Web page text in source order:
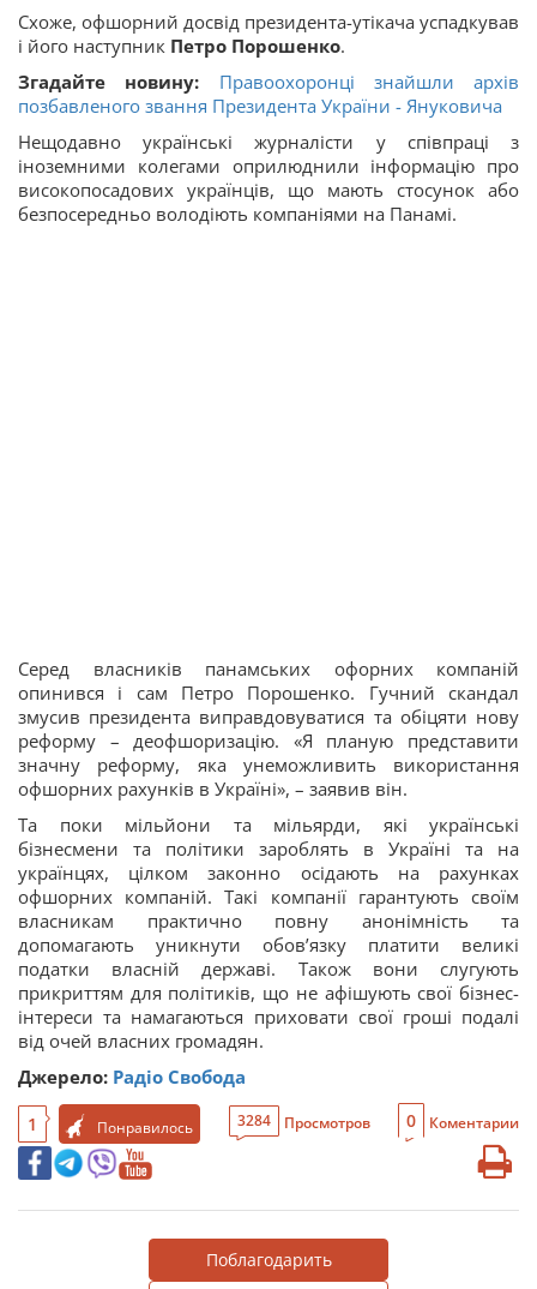
Схоже, офшорний досвід президента-утікача успадкував
і його наступник Петро Порошенко.
Згадайте новину: Правоохоронці знайшли архів
позбавленого звання Президента України - Януковича
Нещодавно українські журналісти у співпраці з
іноземними колегами оприлюднили інформацію про
високопосадових українців, що мають стосунок або
безпосередньо володіють компаніями на Панамі.
Серед власників панамських офорних компаній
опинився і сам Петро Порошенко. Гучний скандал
змусив президента виправдовуватися та обіцяти нову
реформу – деофшоризацію. «Я планую представити
значну реформу, яка унеможливить використання
офшорних рахунків в Україні», – заявив він.
Та поки мільйони та мільярди, які українські
бізнесмени та політики зароблять в Україні та на
українцях, цілком законно осідають на рахунках
офшорних компаній. Такі компанії гарантують своїм
власникам практично повну анонімність та
допомагають уникнути обов’язку платити великі
податки власній державі. Також вони слугують
прикриттям для політиків, що не афішують свої бізнес-
інтереси та намагаються приховати свої гроші подалі
від очей власних громадян.
Джерело: Радіо Свобода
1 Понравилось 3284 Просмотров 0 Коментарии
Поблагодарить